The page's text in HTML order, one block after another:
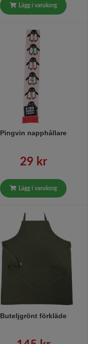
Lägg i varukorg
Pingvin napphållare
29 kr
Lägg i varukorg
Buteljgrönt förkläde